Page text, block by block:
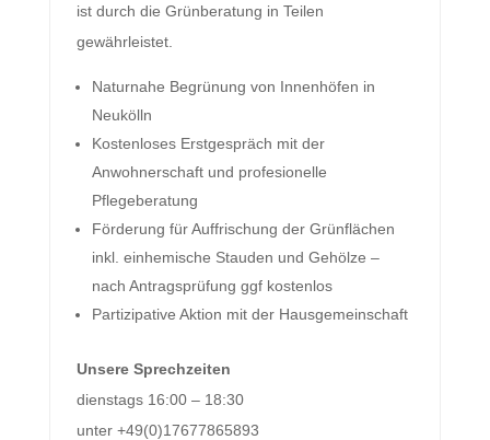
ist durch die Grünberatung in Teilen
gewährleistet.
Naturnahe Begrünung von Innenhöfen in
Neukölln
Kostenloses Erstgespräch mit der
Anwohnerschaft und profesionelle
Pflegeberatung
Förderung für Auffrischung der Grünflächen
inkl. einhemische Stauden und Gehölze –
nach Antragsprüfung ggf kostenlos
Partizipative Aktion mit der Hausgemeinschaft
Unsere Sprechzeiten
dienstags 16:00 – 18:30
unter +49(0)17677865893